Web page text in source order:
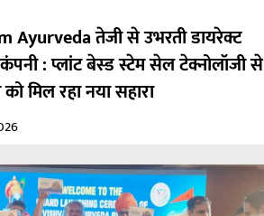
Ayurveda तेजी से उभरती डायरेक्ट
: प्लांट बेस्ड स्टेम सेल टेक्नोलॉजी से
को मिल रहा नया सहारा